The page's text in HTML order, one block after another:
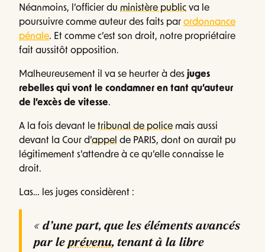
Néanmoins, l’officier du ministère public va le
poursuivre comme auteur des faits par ordonnance
pénale. Et comme c’est son droit, notre propriétaire
fait aussitôt opposition.
Malheureusement il va se heurter à des juges
rebelles qui vont le condamner en tant qu’auteur
de l’excès de vitesse.
A la fois devant le tribunal de police mais aussi
devant la Cour d’appel de PARIS, dont on aurait pu
légitimement s’attendre à ce qu’elle connaisse le
droit.
Las… les juges considèrent :
« d’une part, que les éléments avancés
par leprévenu, tenant à la libre